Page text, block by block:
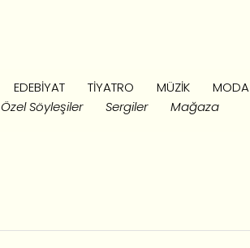
EDEBIYAT TIYATRO MÜZIK MODA
Özel Söyleşiler Sergiler Mağaza